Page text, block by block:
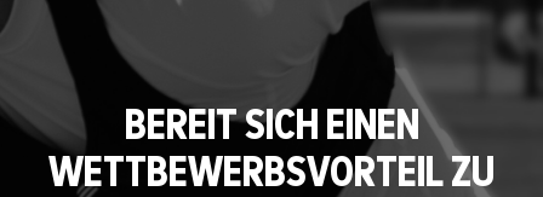
BEREIT SICH EINEN
WETTBEWERBSVORTEIL ZU